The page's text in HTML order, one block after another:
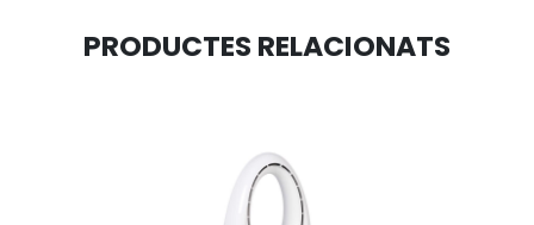
PRODUCTES RELACIONATS